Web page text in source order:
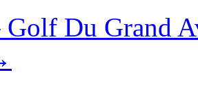
Golf Du Grand